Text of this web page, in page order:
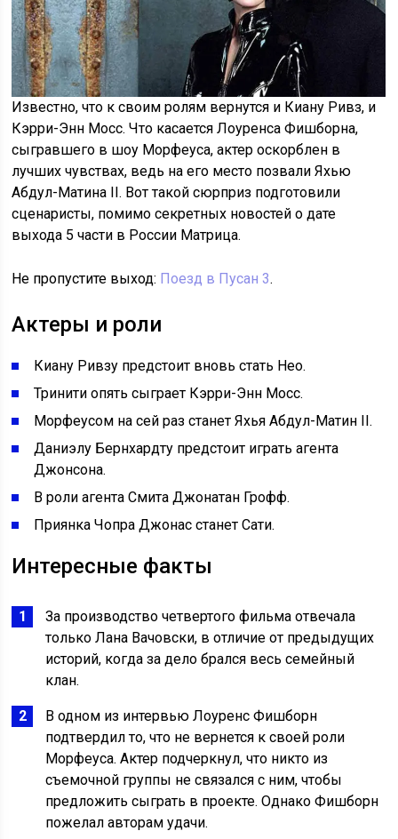
Известно, что к своим ролям вернутся и Киану Ривз, и
Кэрри-Энн Мосс. Что касается Лоуренса Фишборна,
сыгравшего в шоу Морфеуса, актер оскорблен в
лучших чувствах, ведь на его место позвали Яхью
Абдул-Матина II. Вот такой сюрприз подготовили
сценаристы, помимо секретных новостей о дате
выхода 5 части в России Матрица.
Не пропустите выход: Поезд в Пусан 3.
Актеры и роли
Киану Ривзу предстоит вновь стать Нео.
Тринити опять сыграет Кэрри-Энн Мосс.
Морфеусом на сей раз станет Яхья Абдул-Матин II.
Даниэлу Бернхардту предстоит играть агента
Джонсона.
В роли агента Смита Джонатан Грофф.
Приянка Чопра Джонас станет Сати.
Интересные факты
За производство четвертого фильма отвечала
только Лана Вачовски, в отличие от предыдущих
историй, когда за дело брался весь семейный
клан.
В одном из интервью Лоуренс Фишборн
подтвердил то, что не вернется к своей роли
Морфеуса. Актер подчеркнул, что никто из
съемочной группы не связался с ним, чтобы
предложить сыграть в проекте. Однако Фишборн
пожелал авторам удачи.